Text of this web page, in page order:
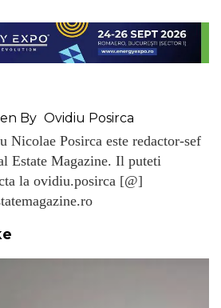
By Ovidiu Posirca
Nicolae Posirca este redactor-sef
Estate Magazine. Il puteti
la ovidiu.posirca [@]